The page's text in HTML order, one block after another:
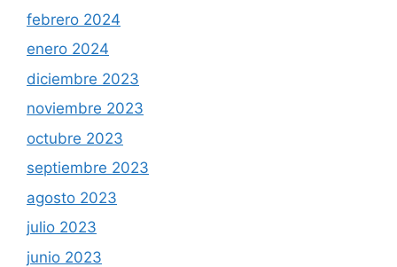
febrero 2024
enero 2024
diciembre 2023
noviembre 2023
octubre 2023
septiembre 2023
agosto 2023
julio 2023
junio 2023